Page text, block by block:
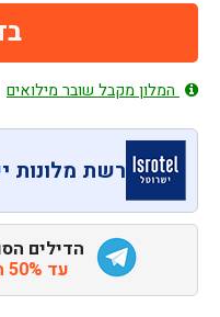
המלון מקבל שובר מילואים
רשת מלונות
הדילים
עד 50% הנחה